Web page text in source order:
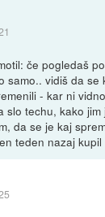
če pogledaš
samo.. vidiš da se
- kar ni
slo techu, kako
da se je kaj
teden nazaj